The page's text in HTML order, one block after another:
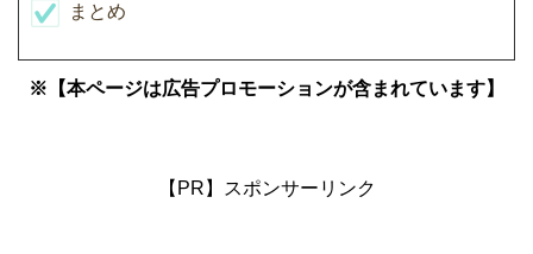
まとめ
※【本ページは広告プロモーションが含まれています】
【PR】スポンサーリンク